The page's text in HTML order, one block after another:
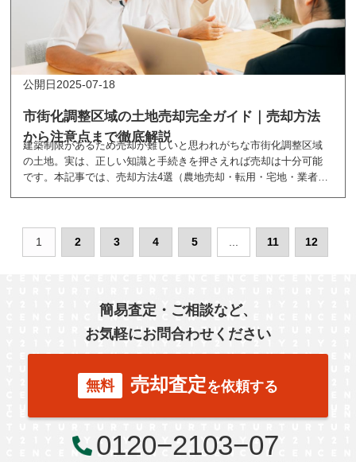
市街化調整区域の土地売却完全ガイド｜売却方法
から注意点まで徹底解説
2025-07-18
建築制限があるため売却が難しいと思われがちな市街化調整区域
の土地。実は、正しい知識と手続きを押さえれば売却は十分可能
です。本記事では、売却方法4選（農地売却・転用・宅地・業者売
1 2 3 4 5 ... 11 12
簡易査定・ご相談など、
お気軽にお問合わせください
無料 売却査定を依頼する
0120−2103−07